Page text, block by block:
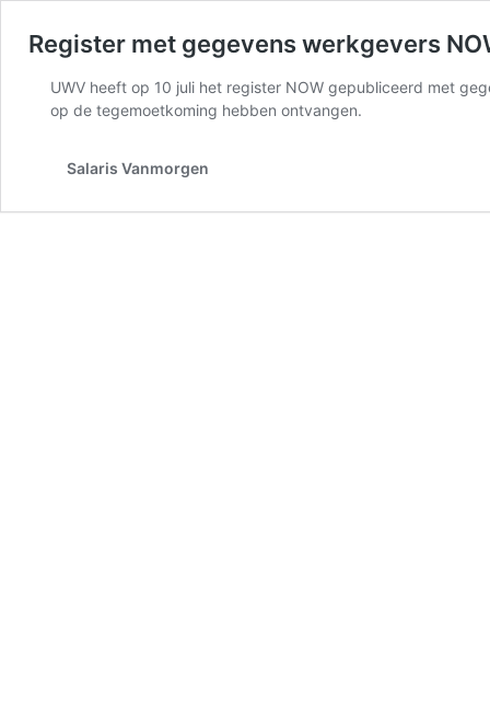
Register met gegevens werkgevers
UWV heeft op 10 juli het register NOW gepubliceerd met
op de tegemoetkoming hebben ontvangen.
Salaris Vanmorgen